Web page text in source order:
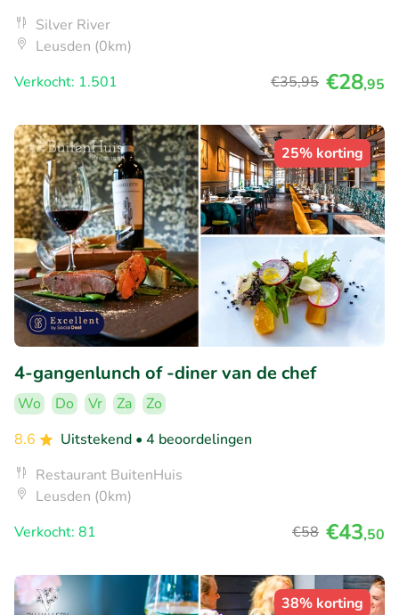
Silver River
Leusden (0km)
Verkocht: 1.501
€35,95 €28,95
25% korting
4-gangenlunch of -diner van de chef
Wo Do Vr Za
Zo
8.6
Uitstekend • 4 beoordelingen
Restaurant BuitenHuis
Leusden (0km)
Verkocht: 81
€58 €43,50
38% korting